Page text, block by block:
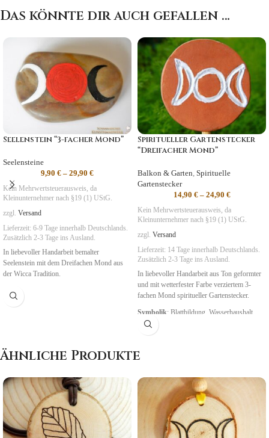
Das könnte dir auch gefallen …
Seelenstein “3-facher Mond”
Seelensteine
9,90 € – 29,90 €
Kein Mehrwertsteuerausweis, da
Kleinunternehmer nach §19 (1) UStG.
zzgl. Versand
Lieferzeit: 6-9 Tage innerhalb Deutschlands.
Zusätzlich 2-3 Tage ins Ausland.
In liebevoller Handarbeit bemalter
Seelenstein mit dem Dreifachen Mond aus
der Wicca Tradition.
Spiritueller Gartenstecker
“Dreifacher Mond”
Balkon & Garten Spirituelle
Gartenstecker
14,90 €– 24,90 €
Kein Mehrwertsteuerausweis, da
Kleinunternehmer nach §19 (1) UStG.
zzgl. Versand
Lieferzeit: 14 Tage innerhalb Deutschlands.
Zusätzlich 2-3 Tage ins Ausland.
In liebevoller Handarbeit aus Ton geformter
und mit wetterfester Farbe verziertem 3-
fachen Mond spiritueller Gartenstecker.
Symbolik: Blattbildung, Wasserhaushalt
Ähnliche Produkte